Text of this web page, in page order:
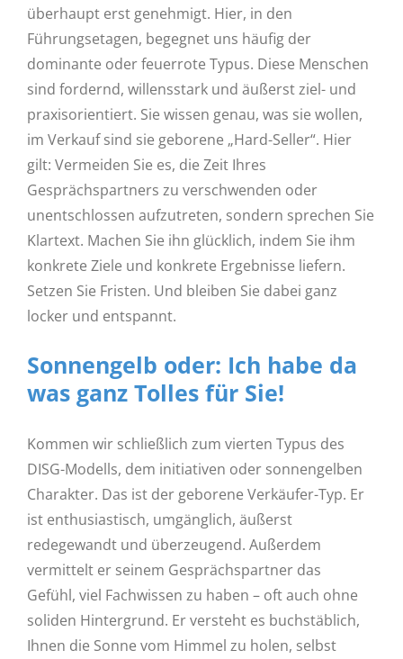
überhaupt erst genehmigt. Hier, in den
Führungsetagen, begegnet uns häufig der
dominante oder feuerrote Typus. Diese Menschen
sind fordernd, willensstark und äußerst ziel- und
praxisorientiert. Sie wissen genau, was sie wollen,
im Verkauf sind sie geborene „Hard-Seller“. Hier
gilt: Vermeiden Sie es, die Zeit Ihres
Gesprächspartners zu verschwenden oder
unentschlossen aufzutreten, sondern sprechen Sie
Klartext. Machen Sie ihn glücklich, indem Sie ihm
konkrete Ziele und konkrete Ergebnisse liefern.
Setzen Sie Fristen. Und bleiben Sie dabei ganz
locker und entspannt.
Sonnengelb oder: Ich habe da
was ganz Tolles für Sie!
Kommen wir schließlich zum vierten Typus des
DISG-Modells, dem initiativen oder sonnengelben
Charakter. Das ist der geborene Verkäufer-Typ. Er
ist enthusiastisch, umgänglich, äußerst
redegewandt und überzeugend. Außerdem
vermittelt er seinem Gesprächspartner das
Gefühl, viel Fachwissen zu haben – oft auch ohne
soliden Hintergrund. Er versteht es buchstäblich,
Ihnen die Sonne vom Himmel zu holen, selbst